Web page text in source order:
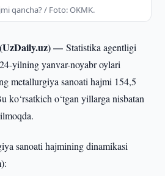
qancha? / Foto: OKMK.
(UzDaily.uz) —Statistika agentligi
yilning yanvar-noyabr oylari
metallurgiya sanoati hajmi 154,5
ko‘rsatkich o‘tgan yillarga nisbatan
sanoati hajmining dinamikasi